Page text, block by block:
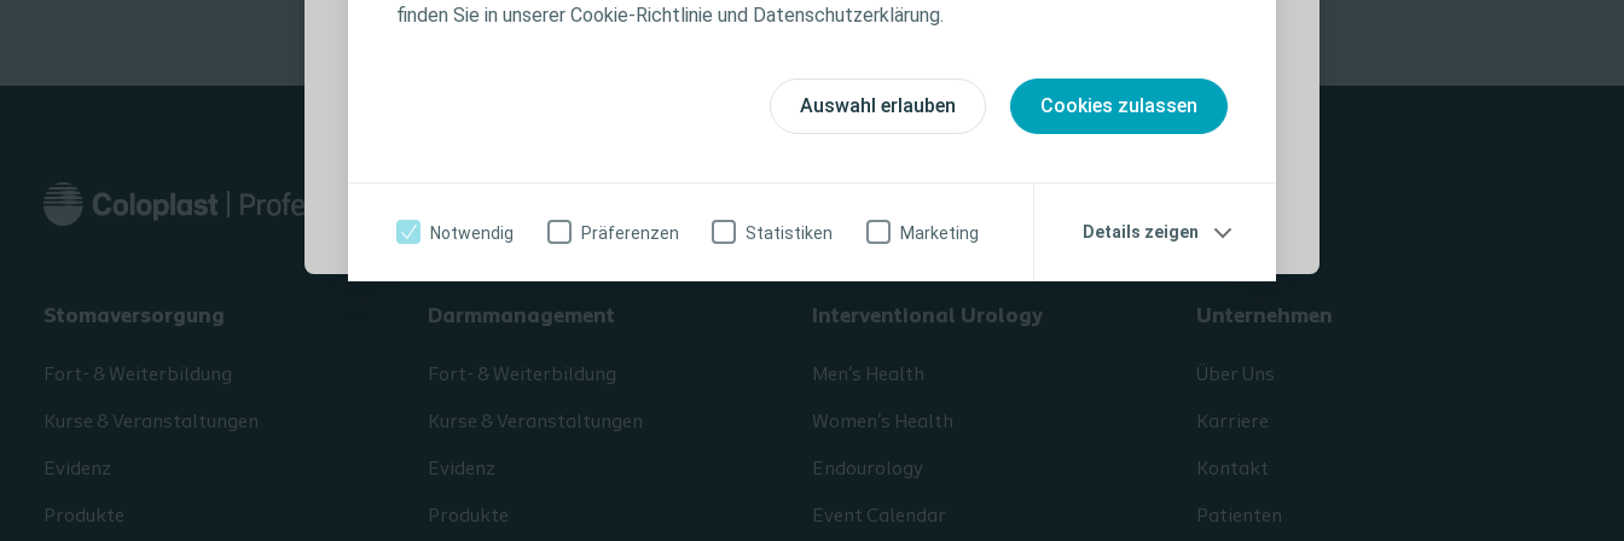
finden Sie in unserer Cookie-Richtlinie und Datenschutzerklärung.
Auswahl erlauben Cookies zulassen
Notwendig Präferenzen Statistiken Marketing Details zeigen
Stomaversorgung
Fort- & Weiterbildung
Kurse & Veranstaltungen
Evidenz
Produkte
Darmmanagement
Fort- & Weiterbildung
Kurse & Veranstaltungen
Evidenz
Produkte
Interventional Urology
Men's Health
Women's Health
Endourology
Event Calendar
Unternehmen
Über Uns
Karriere
Kontakt
Patienten